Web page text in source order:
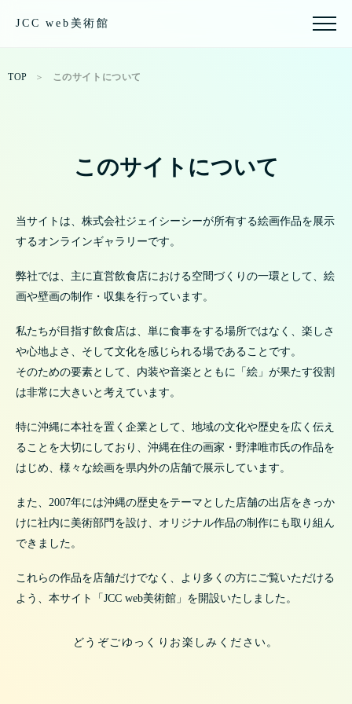
JCC web美術館
TOP ＞ このサイトについて
このサイトについて
当サイトは、 株式会社ジェイシーシーが所有する絵画作品を展示
するオンラインギャラリーです。
弊社では、主に直営飲食店における空間づくりの一環として、絵
画や壁画の制作・収集を行っています。
私たちが目指す飲食店は、単に食事をする場所ではなく、楽しさ
や心地よさ、そして文化を感じられる場であることです。
そのための要素として、内装や音楽とともに「絵」が果たす役割
は非常に大きいと考えています。
特に沖縄に本社を置く企業として、地域の文化や歴史を広く伝え
ることを大切にしており、沖縄在住の画家・野津唯市氏の作品を
はじめ、様々な絵画を県内外の店舗で展示しています。
また、2007年には沖縄の歴史をテーマとした店舗の出店をきっか
けに社内に美術部門を設け、オリジナル作品の制作にも取り組ん
できました。
これらの作品を店舗だけでなく、より多くの方にご覧いただける
よう、本サイト「JCC web美術館」を開設いたしました。
どうぞごゆっくりお楽しみください。